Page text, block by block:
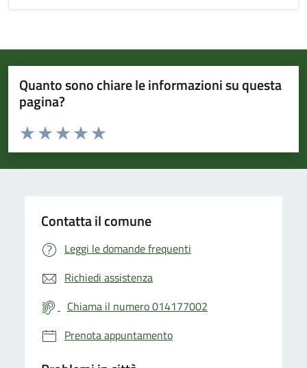
Quanto sono chiare le informazioni su questa
pagina?
Valuta da 1 a 5 stelle la pagina
Valuta 5 stelle su 5
Valuta 4 stelle su 5
Valuta 3 stelle su 5
Valuta 2 stelle su 5
Valuta 1 stelle su 5
Contatta il comune
Leggi le domande frequenti
Richiedi assistenza
Chiama il numero 014177002
Prenota appuntamento